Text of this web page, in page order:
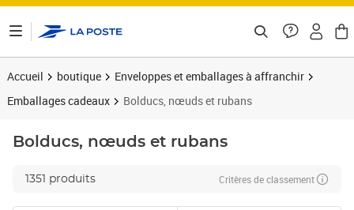
Accueil boutique
Enveloppes et emballages à affranchir
Emballages cadeaux
Bolducs, nœuds et rubans
Bolducs, nœuds et rubans
1351 produits Critères de classement